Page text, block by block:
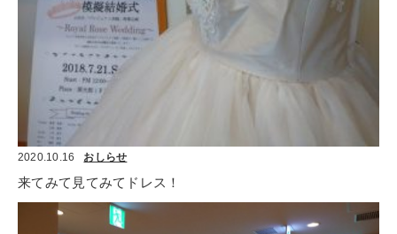
2020.10.16 おしらせ
来てみて見てみてドレス！